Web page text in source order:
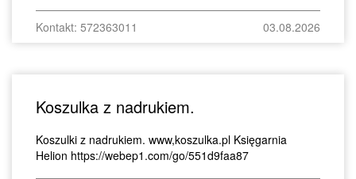
Kontakt: 572363011 03.08.2026
Koszulka z nadrukiem.
Koszulki z nadrukiem. www,koszulka.pl Księgarnia
Helion https://webep1.com/go/551d9faa87